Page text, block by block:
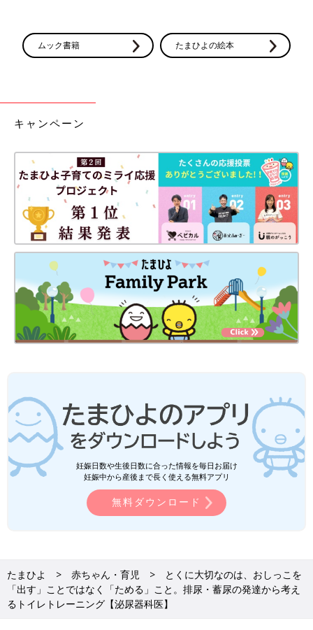
ムック書籍 たまひよの絵本
キャンペーン
妊娠日数や生後日数に合った情報を毎日お届け
妊娠中から産後まで長く使える無料アプリ
無料ダウンロード
たまひよ 赤ちゃん・育児
とくに大切なのは、おしっこを
「出す」ことではなく「ためる」こと。排尿・蓄尿の発達から考え
るトイレトレーニング【泌尿器科医】